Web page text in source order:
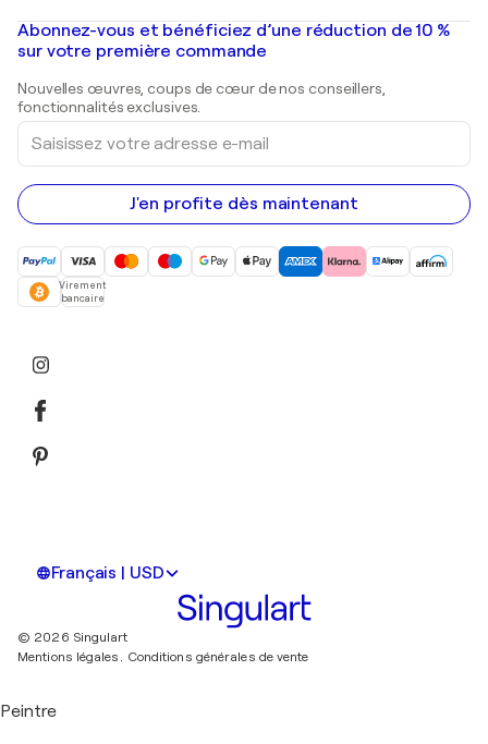
Mr. Brainwash
Shepard Fairey
Peintures de paysage
Estampes
Peintures acryliques
Galeries d'art en France
Galeries d'art en Belgique
Abonnez-vous et bénéficiez d’une réduction de 10 %
sur votre première commande
Nouvelles œuvres, coups de cœur de nos conseillers,
fonctionnalités exclusives.
Saisissez
votre
adresse
e-
mail
J'en profite dès maintenant
Virement
bancaire
Français | USD
© 2026 Singulart
Mentions légales.
Conditions générales de vente
Peintre